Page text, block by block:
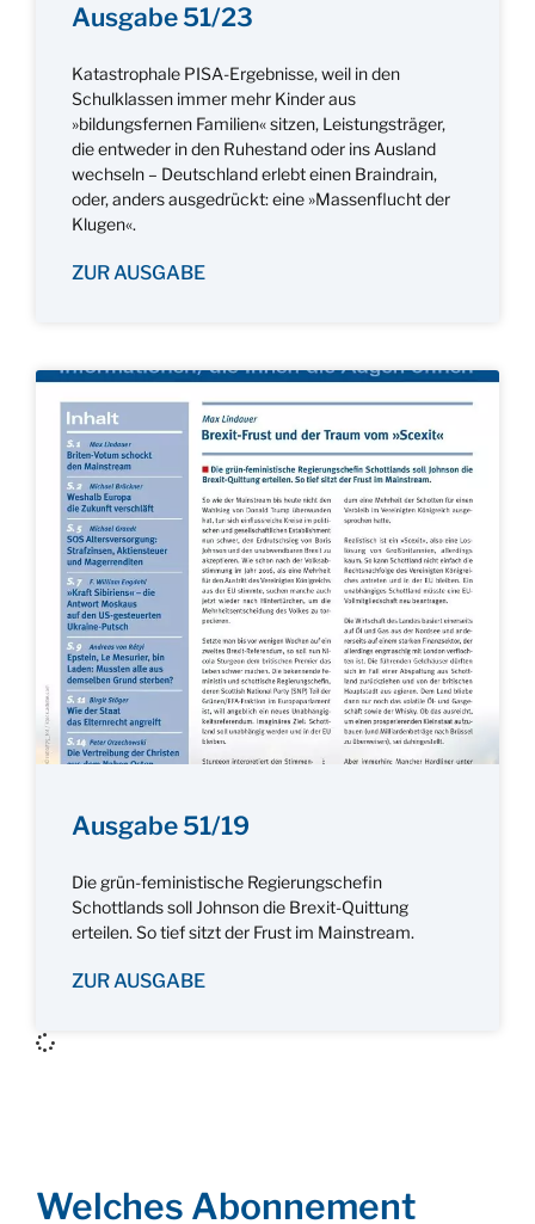
Ausgabe 51/23
Katastrophale PISA-Ergebnisse, weil in den
Schulklassen immer mehr Kinder aus
»bildungsfernen Familien« sitzen, Leistungsträger,
die entweder in den Ruhestand oder ins Ausland
wechseln – Deutschland erlebt einen Braindrain,
oder, anders ausgedrückt: eine »Massenflucht der
Klugen«.
ZUR AUSGABE
Ausgabe 51/19
Die grün-feministische Regierungschefin
Schottlands soll Johnson die Brexit-Quittung
erteilen. So tief sitzt der Frust im Mainstream.
ZUR AUSGABE
Welches Abonnement